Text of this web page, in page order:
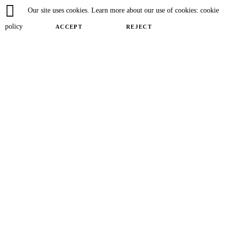
Our site uses cookies. Learn more about our use of cookies: cookie
policy ACCEPT REJECT